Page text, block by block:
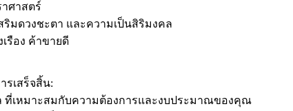
ศาสตร์
ริมดวงชะตา และความเป็นสิริมงคล
รือง ค้าขายดี
เสร็จสิ้น:
ที่เหมาะสมกับความต้องการและงบประมาณของคุณ